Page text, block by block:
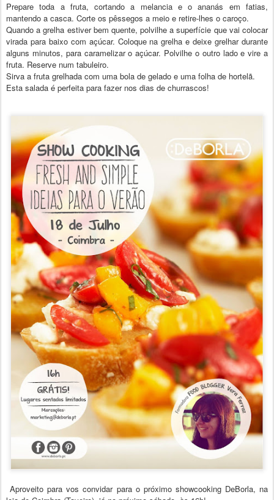
Prepare toda a fruta, cortando a melancia e o ananás em fatias,
mantendo a casca. Corte os pêssegos a meio e retire-lhes o caroço.
Quando a grelha estiver bem quente, polvilhe a superfície que vai colocar
virada para baixo com açúcar. Coloque na grelha e deixe grelhar durante
alguns minutos, para caramelizar o açúcar. Polvilhe o outro lado e vire a
fruta. Reserve num tabuleiro.
Sirva a fruta grelhada com uma bola de gelado e uma folha de hortelã.
Esta salada é perfeita para fazer nos dias de churrascos!
Aproveito para vos convidar para o próximo showcooking DeBorla, na